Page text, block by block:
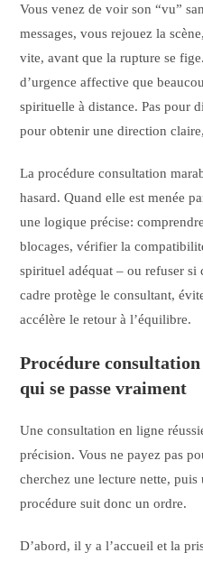
Vous venez de voir son “vu”
messages, vous rejouez la
vite, avant que la rupture se
d’urgence affective que
spirituelle à distance. Pas pour
pour obtenir une direction
La procédure consultation
hasard. Quand elle est menée
une logique précise:
blocages, vérifier la
spirituel adéquat – ou refuser si
cadre protège le consultant,
accélère le retour à l’équilibre.
Procédure
qui se passe vraiment
Une consultation en ligne
précision. Vous ne payez pas
cherchez une lecture nette,
procédure suit donc un ordre.
D’abord, il y a l’accueil et la